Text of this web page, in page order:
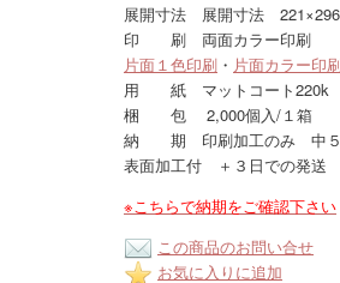
展開寸法 展開寸法
印 刷 両面カラー印刷
片面１色印刷 ・ 片面カラー印
用 紙 マットコート220k
梱 包 2,000個入/１箱
納 期 印刷加工のみ 中５
表面加工付 ＋３日での発送
※こちらで納期をご確認下さい
この商品のお問い合せ
お気に入りに追加